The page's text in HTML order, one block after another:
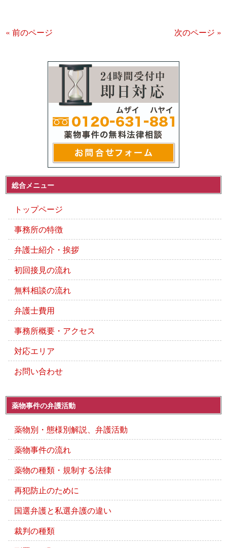
« 前のページ 次のページ »
総合メニュー
トップページ
事務所の特徴
弁護士紹介・挨拶
初回接見の流れ
無料相談の流れ
弁護士費用
事務所概要・アクセス
対応エリア
お問い合わせ
薬物事件の弁護活動
薬物別・態様別解説、弁護活動
薬物事件の流れ
薬物の種類・規制する法律
再犯防止のために
国選弁護と私選弁護の違い
裁判の種類